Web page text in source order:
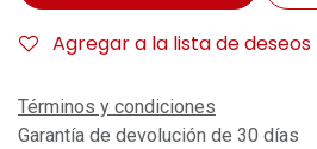
Agregar a la lista de deseos
Términos y condiciones
Garantía de devolución de 30 días